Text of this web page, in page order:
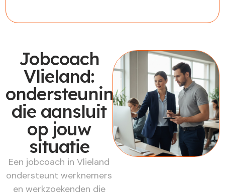
Jobcoach
Vlieland:
ondersteuning
die aansluit
op jouw
situatie
Een jobcoach in Vlieland
ondersteunt werknemers
en werkzoekenden die